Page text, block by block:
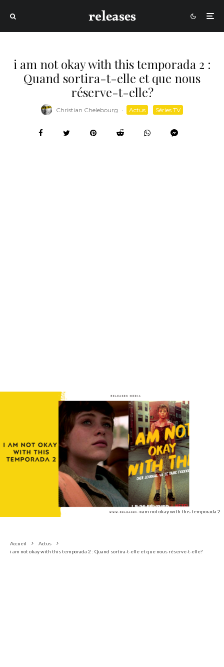
i am not okay with this temporada 2 :
Quand sortira-t-elle et que nous
réserve-t-elle?
Christian Chelebourg · Actus Séries TV
i am not okay with this temporada 2
Accueil
Actus
i am not okay with this temporada 2 : Quand sortira-t-elle et que nous réserve-t-elle?